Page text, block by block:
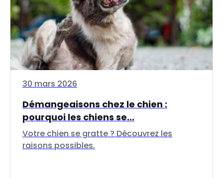
30 mars 2026
Démangeaisons chez le chien :
pourquoi les chiens se...
Votre chien se gratte ? Découvrez les
raisons possibles.